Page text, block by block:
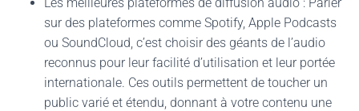
sur des plateformes comme Spotify, Apple Podcasts
ou SoundCloud, c’est choisir des géants de l’audio
reconnus pour leur facilité d’utilisation et leur portée
internationale. Ces outils permettent de toucher un
public varié et étendu, donnant à votre contenu une